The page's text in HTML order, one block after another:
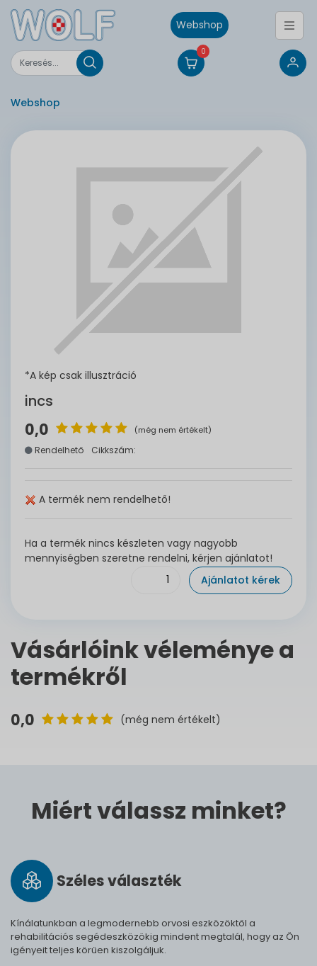
Webshop
0
Webshop
*A kép csak illusztráció
incs
0,0 (még nem értékelt)
Rendelhető Cikkszám:
A termék nem rendelhető!
Ha a termék nincs készleten vagy nagyobb
mennyiségben szeretne rendelni, kérjen ajánlatot!
Ajánlatot kérek
Vásárlóink véleménye a
termékről
0,0 (még nem értékelt)
Miért válassz minket?
Széles vá­lasz­ték
Kínálatunkban a legmodernebb orvosi eszközöktől a
rehabilitációs segédeszközökig mindent megtalál, hogy az Ön
igényeit teljes körűen kiszolgáljuk.